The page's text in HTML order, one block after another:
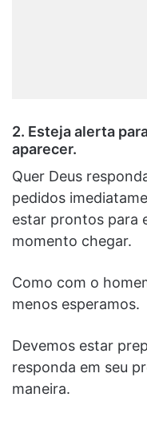
2. Esteja alerta
aparecer.
Quer Deus
pedidos
estar prontos para
momento chegar.
Como com o
menos esperamos.
Devemos estar
responda em seu
maneira.